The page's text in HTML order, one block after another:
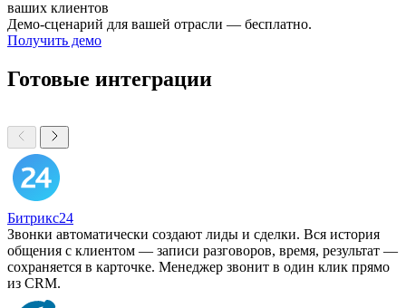
ваших клиентов
Демо-сценарий для вашей отрасли — бесплатно.
Получить демо
Готовые интеграции
Битрикс24
Звонки автоматически создают лиды и сделки. Вся история
общения с клиентом — записи разговоров, время, результат —
сохраняется в карточке. Менеджер звонит в один клик прямо
из CRM.